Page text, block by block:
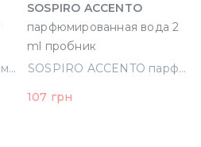
Sospiro Il Padrino Парфюмированная вода 100 ml Тестер
SOSPIRO ACCENTO
парфюмированная вода 2
ml пробник
(8033488150433)
SOSPIRO ACCENTO парфюмированная вода 2 ml пробник (8033488150433)
107 грн